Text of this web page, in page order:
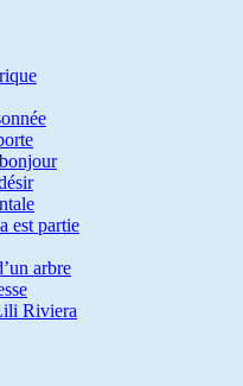
est partie
arbre
Riviera